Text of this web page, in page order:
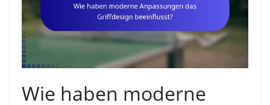
Wie haben moderne